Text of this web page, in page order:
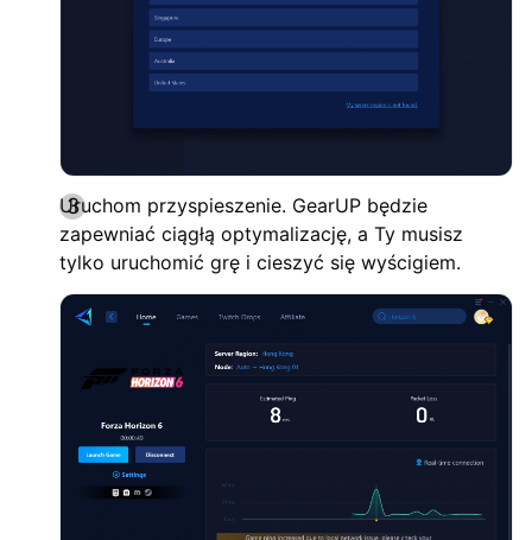
Uruchom przyspieszenie. GearUP będzie
zapewniać ciągłą optymalizację, a Ty musisz
tylko uruchomić grę i cieszyć się wyścigiem.